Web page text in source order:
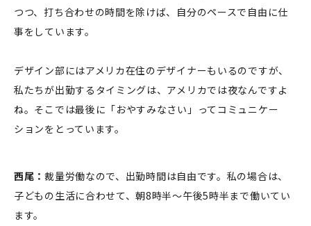
つつ、打ち合わせの時間を除けば、自分のペースで自由に仕
事をしています。
デザイン部にはアメリカ在住のデザイナーもいるのですが、
私たちが出勤するタイミングは、アメリカでは夜なんですよ
ね。そこでは最後に「おやすみなさい」ってコミュニケー
ションをとっています。
西尾：裁量労働なので、出勤時間は自由です。 私の場合は、
子どもの生活に合わせて、朝8時半〜午後5時半まで働いてい
ます。